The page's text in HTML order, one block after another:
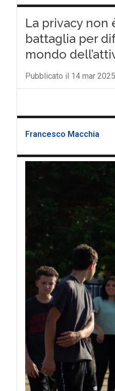
La privacy non
battaglia per
mondo
Pubblicato il 14 mar 2025
Francesco Macchia